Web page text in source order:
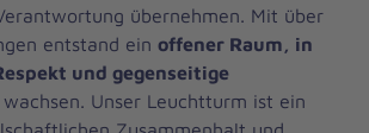
übernehmen. Mit über
entstand ein offener Raum, in
und gegenseitige
wachsen. Unser Leuchtturm ist ein